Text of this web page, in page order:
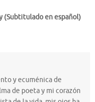
(Subtitulado en español)
y ecuménica de
de poeta y mi corazón